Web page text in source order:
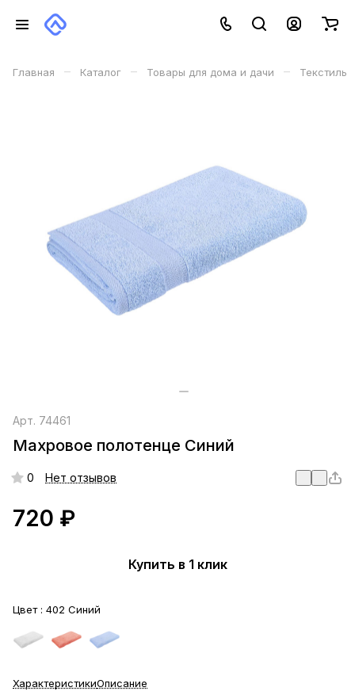
Главная – Каталог – Товары для дома и дачи – Текстиль
Арт. 74461
Махровое полотенце Синий
0 Нет отзывов
720 ₽
Купить в 1 клик
Цвет : 402 Синий
ХарактеристикиОписание